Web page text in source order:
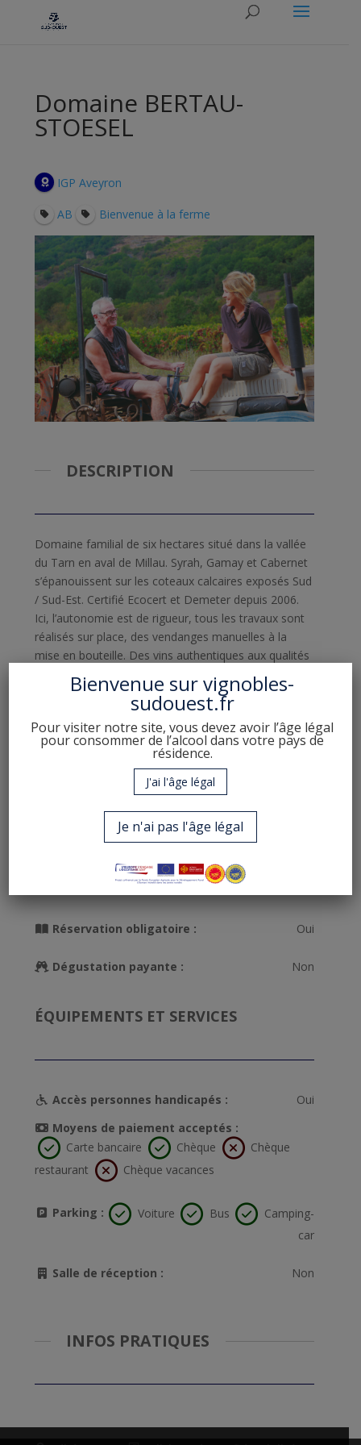
Domaine BERTAU-
STOESEL
IGP Aveyron
AB Bienvenue à la ferme
DESCRIPTION
Domaine familial de six hectares situé dans la vallée
du Tarn en aval de Millau. Syrah, Gamay et Cabernet
s’épanouissent sur les coteaux calcaires exposés Sud
/ Sud-Est. Certifié Ecocert et Demeter depuis 2006.
Ici, l’autonomie est de rigueur, tous les travaux sont
réalisés sur place, des vendanges manuelles à la
mise en bouteille. Des vins authentiques aux qualités
surprenantes !
VISITES ET DEGUSTATIONS
Accueil public :
Accueil groupe :
Réservation obligatoire : Oui
Dégustation payante : Non
ÉQUIPEMENTS ET SERVICES
Accès personnes handicapés :
Oui
Moyens de paiement acceptés :
Carte bancaire
Chèque
Chèque
restaurant
Chèque vacances
Parking : Voiture Bus
Camping-
car
Salle de réception : Non
INFOS PRATIQUES
Bienvenue survignobles-
sudouest.fr
Pour visiter notre site, vous devez avoir l’âge légal
pour consommer de l’alcool dans votre pays de
résidence.
J'ai l'âge légal
Je n'ai pas l'âge légal